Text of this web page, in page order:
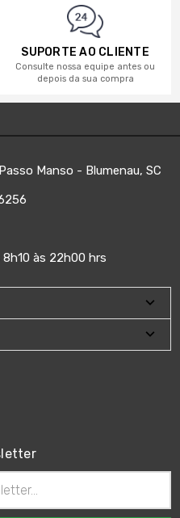
SUPORTE AO CLIENTE
Consulte nossa equipe antes ou
depois da sua compra
Manso - Blumenau, SC
às 22h00 hrs